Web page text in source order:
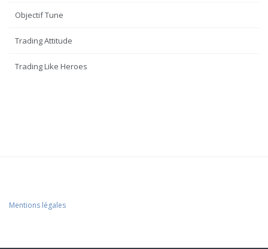
Objectif Tune
Trading Attitude
Trading Like Heroes
Mentions légales